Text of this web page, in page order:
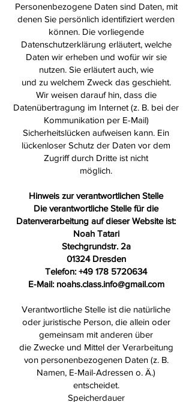
Personenbezogene Daten sind Daten, mit
denen Sie persönlich identifiziert werden
können. Die vorliegende
Datenschutzerklärung erläutert, welche
Daten wir erheben und wofür wir sie
nutzen. Sie erläutert auch, wie
und zu welchem Zweck das geschieht.
Wir weisen darauf hin, dass die
Datenübertragung im Internet (z. B. bei der
Kommunikation per E-Mail)
Sicherheitslücken aufweisen kann. Ein
lückenloser Schutz der Daten vor dem
Zugriff durch Dritte ist nicht
möglich.
Hinweis zur verantwortlichen Stelle
Die verantwortliche Stelle für die
Datenverarbeitung auf dieser Website ist:
Noah Tatari
Stechgrundstr. 2a
01324 Dresden
Telefon: +49 178 5720634
E-Mail: noahs.class.info@gmail.com
Verantwortliche Stelle ist die natürliche
oder juristische Person, die allein oder
gemeinsam mit anderen über
die Zwecke und Mittel der Verarbeitung
von personenbezogenen Daten (z. B.
Namen, E-Mail-Adressen o. Ä.)
entscheidet.
Speicherdauer